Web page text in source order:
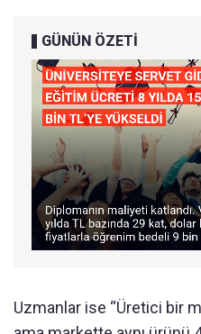
GÜNÜN ÖZETİ
Uzmanlar ise “Üretici bir